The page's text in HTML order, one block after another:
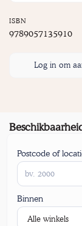
ISBN
9789057135910
Log in om
Postcode of
Binnen